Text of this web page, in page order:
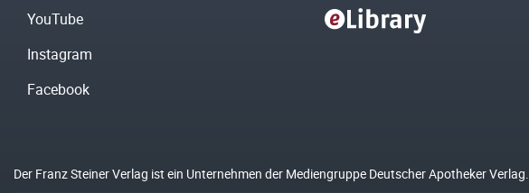
YouTube
Instagram
Facebook
Der Franz Steiner Verlag ist ein Unternehmen der Mediengruppe Deutscher Apotheker Verlag.